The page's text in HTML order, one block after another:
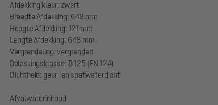
Afdekking kleur: zwart
Breedte Afdekking: 648 mm
Hoogte Afdekking: 121 mm
Lengte Afdekking: 648 mm
Vergrendeling: vergrendelt
Belastingsklasse: B 125 (EN 124)
Dichtheid: geur- en spatwaterdicht
Afvalwaterinhoud